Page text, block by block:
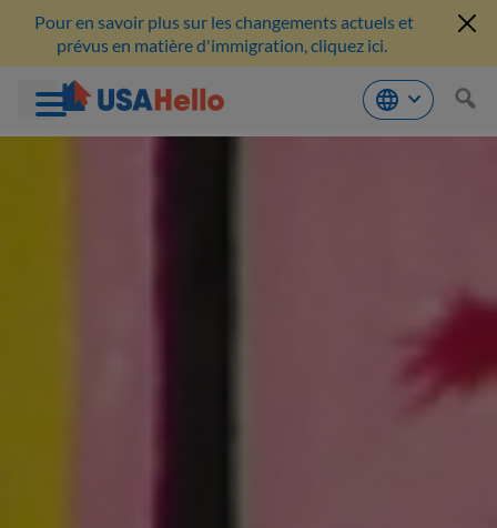
Aller
Pour en savoir plus sur les changements actuels et
prévus en matière d'immigration, cliquez ici.